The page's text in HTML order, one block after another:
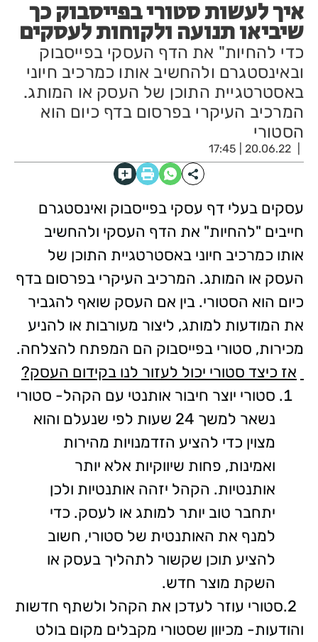
איך לעשות סטורי בפייסבוק כך
שיביאו תנועה ולקוחות לעסקים
כדי להחיות" את הדף העסקי בפייסבוק
ובאינסטגרם ולהחשיב אותו כמרכיב חיוני
באסטרטגיית התוכן של העסק או המותג.
המרכיב העיקרי בפרסום בדף כיום הוא
הסטורי
20.06.22 | 17:45
עסקים בעלי דף עסקי בפייסבוק ואינסטגרם
חייבים "להחיות" את הדף העסקי ולהחשיב
אותו כמרכיב חיוני באסטרטגיית התוכן של
העסק או המותג. המרכיב העיקרי בפרסום בדף
כיום הוא הסטורי. בין אם העסק שואף להגביר
את המודעות למותג, ליצור מעורבות או להניע
מכירות, סטורי בפייסבוק הם המפתח להצלחה.
אז כיצד סטורי יכול לעזור לנו בקידום העסק?
סטורי יוצר חיבור אותנטי עם הקהל- סטורי
נשאר למשך 24 שעות לפי שנעלם והוא
מצוין כדי להציע הזדמנויות מהירות
ואמינות, פחות שיווקיות אלא יותר
אותנטיות. הקהל יזהה אותנטיות ולכן
יתחבר טוב יותר למותג או לעסק. כדי
למנף את האותנטית של סטורי, חשוב
להציע תוכן שקשור לתהליך בעסק או
השקת מוצר חדש.
2.סטורי עוזר לעדכן את הקהל ולשתף חדשות
והודעות- מכיוון שסטורי מקבלים מקום בולט